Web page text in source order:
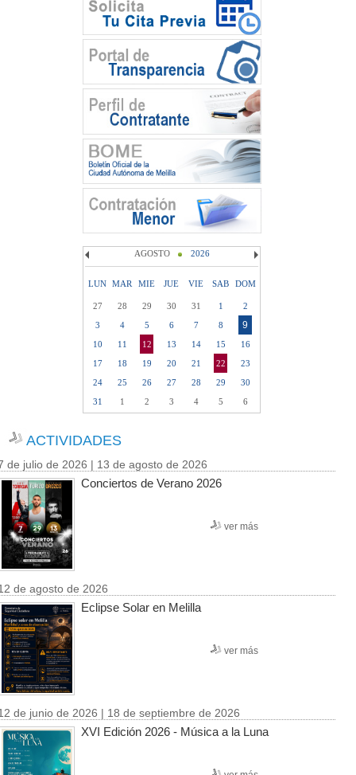
AGOSTO 2026
LUN MAR MIE JUE VIE SAB DOM
27 28 29 30 31 1
2
3
4 5 6 7 8 9
10 11 12 13 14 15
16
17
18 19 20 21 22
23
24
25 26 27 28 29
30
31
1 2 3 4 5 6
ACTIVIDADES
de julio de 2026 | 13 de agosto de 2026
Conciertos de Verano 2026
ver más
de agosto de 2026
Eclipse Solar en Melilla
ver más
de junio de 2026 | 18 de septiembre de 2026
XVI Edición 2026 - Música a la Luna